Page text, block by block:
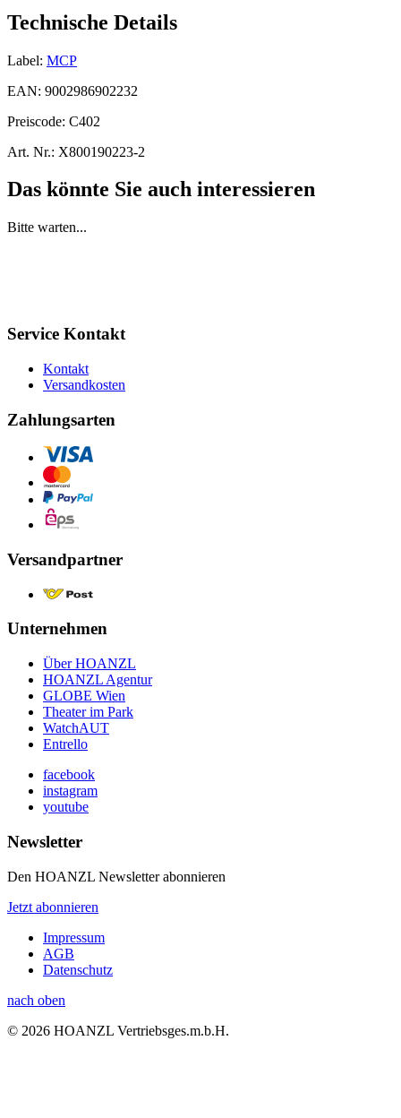
Technische Details
Label: MCP
EAN: 9002986902232
Preiscode: C402
Art. Nr.: X800190223-2
Das könnte Sie auch interessieren
Bitte warten...
Service Kontakt
Kontakt
Versandkosten
Zahlungsarten
Versandpartner
Unternehmen
Über HOANZL
HOANZL Agentur
GLOBE Wien
Theater im Park
WatchAUT
Entrello
facebook
instagram
youtube
Newsletter
Den HOANZL Newsletter abonnieren
Jetzt abonnieren
Impressum
AGB
Datenschutz
nach oben
© 2026 HOANZL Vertriebsges.m.b.H.